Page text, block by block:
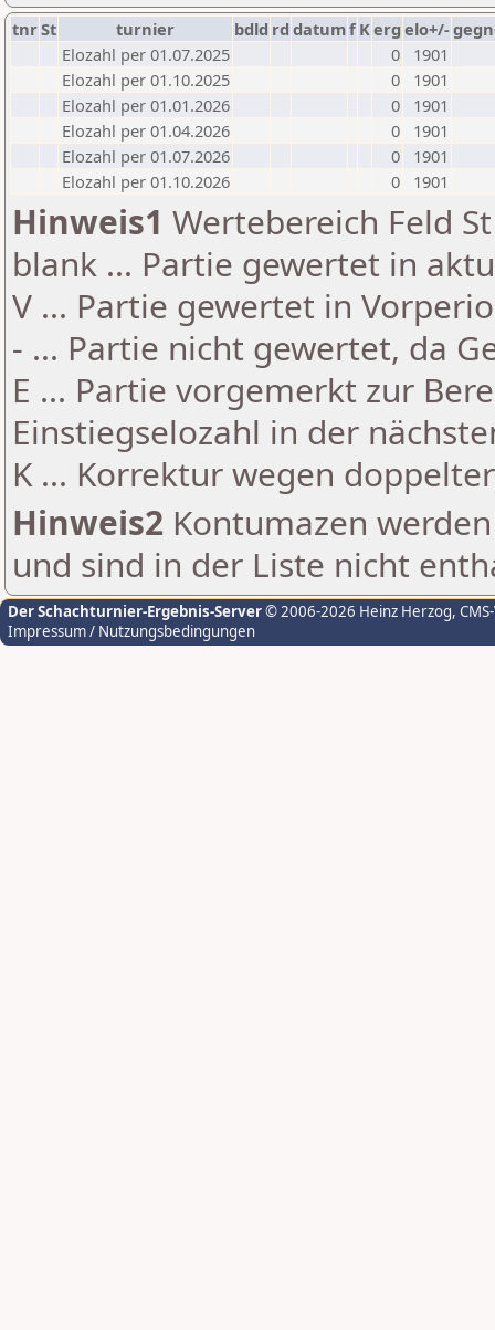
tnrSt turnier bdld rd datumf Kerg elo+/-
Elozahl per 01.07.2025
0
1901
Elozahl per 01.10.2025
0
1901
Elozahl per 01.01.2026
0
1901
Elozahl per 01.04.2026
0
1901
Elozahl per 01.07.2026
0
1901
Elozahl per 01.10.2026
0 1901
Hinweis1 Wertebereich Feld
blank ... Partie gewertet in
V ... Partie gewertet in
- ... Partie nicht gewertet, da
E ... Partie vorgemerkt zur
Einstiegselozahl in der
K ... Korrektur wegen
Hinweis2 Kontumazen
und sind in der Liste nicht
Der Schachturnier-Ergebnis-Server© 2006-2026 Heinz Herzog,
Impressum / Nutzungsbedingungen